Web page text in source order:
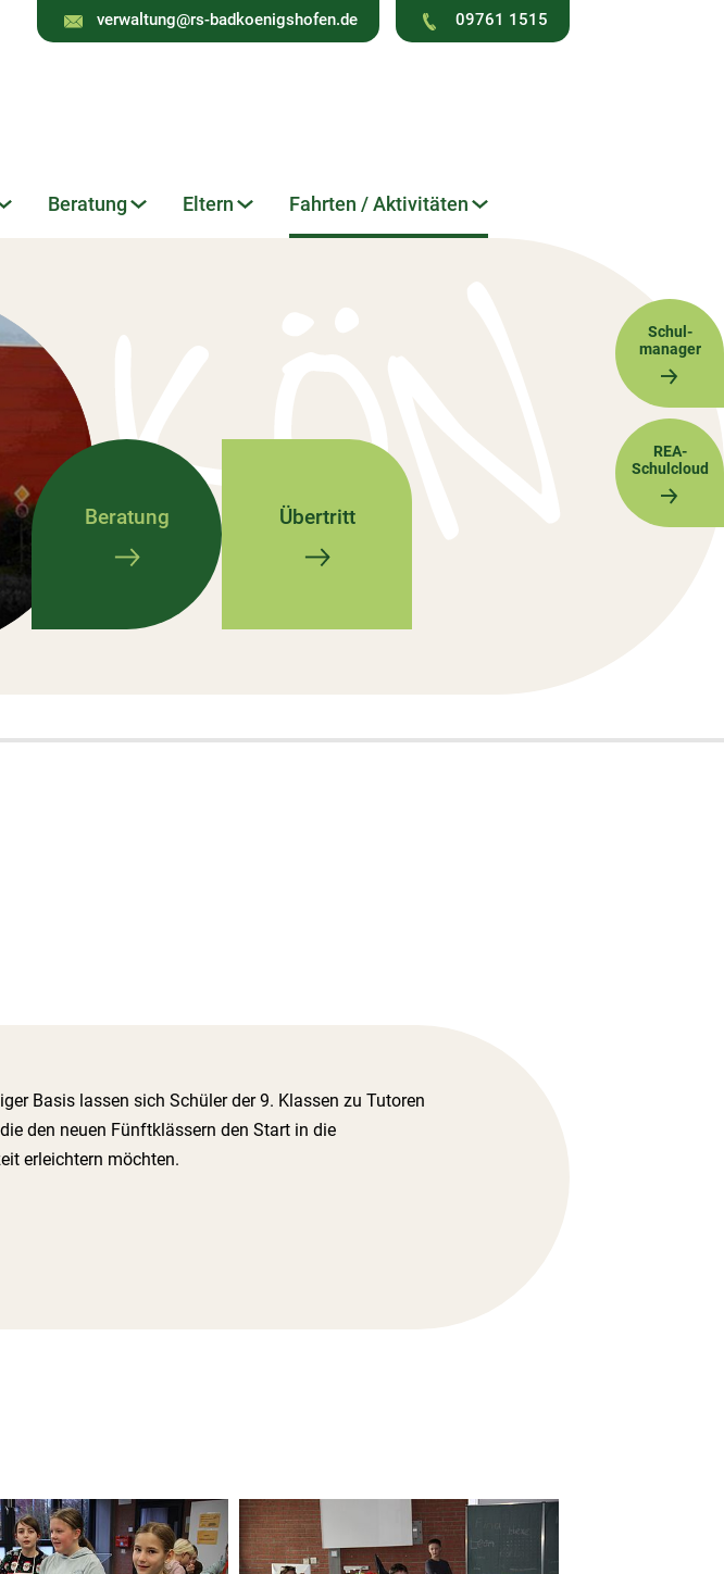
Schul-
manager
REA-
Schulcloud
verwaltung@rs-badkoenigshofen.de 09761 1515
Beratung Eltern Fahrten / Aktivitäten
Beratung Übertritt
Basis lassen sich Schüler der 9. Klassen zu Tutoren
den neuen Fünftklässern den Start in die
erleichtern möchten.